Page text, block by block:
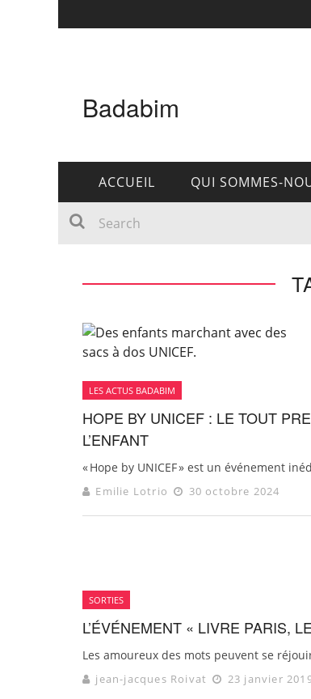
Badabim
ACCUEIL QUI SOMMES-
LES ACTUS BADABIM
HOPE BY UNICEF : LE TOUT
L’ENFANT
« Hope by UNICEF » est un événement
Emilie Lotrio 30 octobre 2024
SORTIES
L’ÉVÉNEMENT « LIVRE PARIS,
Les amoureux des mots peuvent se
jean-jacques Roivat 23 janvier